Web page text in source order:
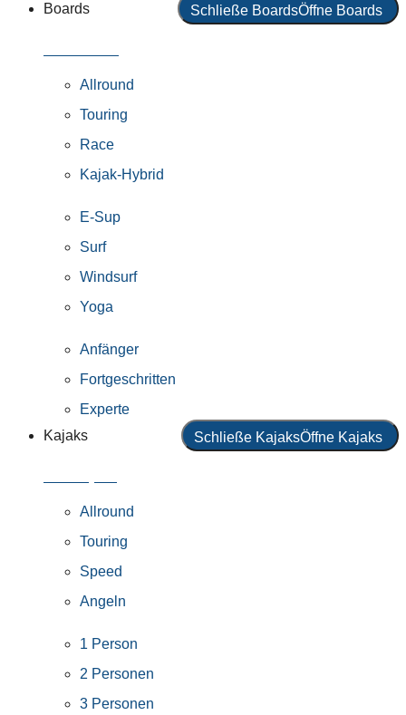
Boards Schließe BoardsÖffne Boards
Allround
Touring
Race
Kajak-Hybrid
E-Sup
Surf
Windsurf
Yoga
Anfänger
Fortgeschritten
Experte
Kajaks
Schließe KajaksÖffne Kajaks
Allround
Touring
Speed
Angeln
1 Person
2 Personen
3 Personen